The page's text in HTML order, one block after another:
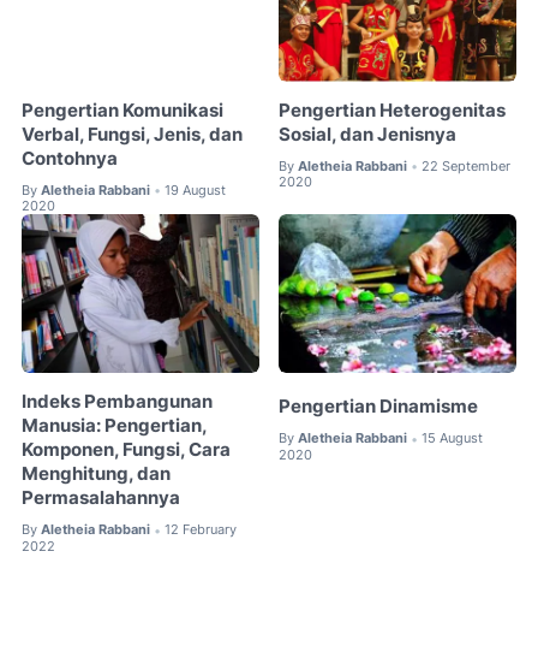
Pengertian Komunikasi
Verbal, Fungsi, Jenis, dan
Contohnya
By Aletheia Rabbani • 19 August
2020
Pengertian Heterogenitas
Sosial, dan Jenisnya
By Aletheia Rabbani • 22 September
2020
Indeks Pembangunan
Manusia: Pengertian,
Komponen, Fungsi, Cara
Menghitung, dan
Permasalahannya
By Aletheia Rabbani • 12 February
2022
Pengertian Dinamisme
By Aletheia Rabbani • 15 August
2020